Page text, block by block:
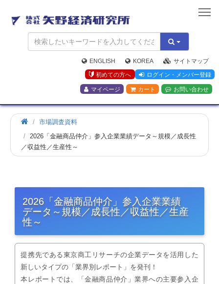
矢
野
経
済
研
究
所
ENGLISH KOREA
サイトマップ
初めての方へ
ログイン・メンバー登録
マイページ カート お問い合わせ
市場調査資料
2026「金融商品仲介」参入企業業績データ～規模／成長性
／収益性／生産性～
2026「金融商品仲介」参入企業業績
データ～規模／成長性／収益性／生産
性～
提携先である東京商工リサーチの企業データを活用した
新しいタイプの「業界別レポート」を発刊！
本レポートでは、「金融商品仲介」業界への主要参入企